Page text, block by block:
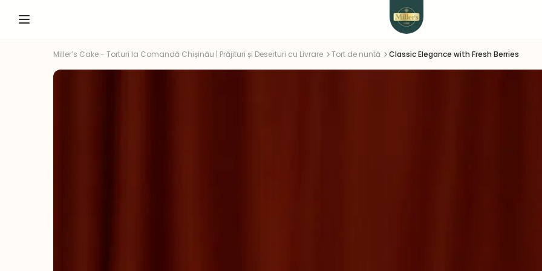
Miller’s Cake - Torturi la Comandă Chișinău | Prăjituri și Deserturi cu Livrare Tort de nuntă Classic Elegance with Fresh Berries